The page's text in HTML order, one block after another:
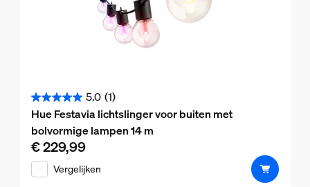
5.0 (1)
5.0
van
de
5
sterren.
Hue Festavia lichtslinger voor buiten met
bolvormige lampen 14 m
De huidige prijs is € 229,99
€ 229,99
Vergelijken